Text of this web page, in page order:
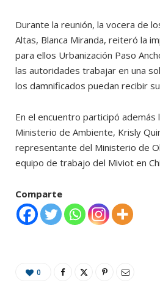
Durante la reunión, la vocera de
Altas, Blanca Miranda, reiteró la
para ellos Urbanización Paso
las autoridades trabajar en una
los damnificados puedan recibir
En el encuentro participó
Ministerio de Ambiente, Krisly
representante del Ministerio de
equipo de trabajo del Miviot en
Comparte
0